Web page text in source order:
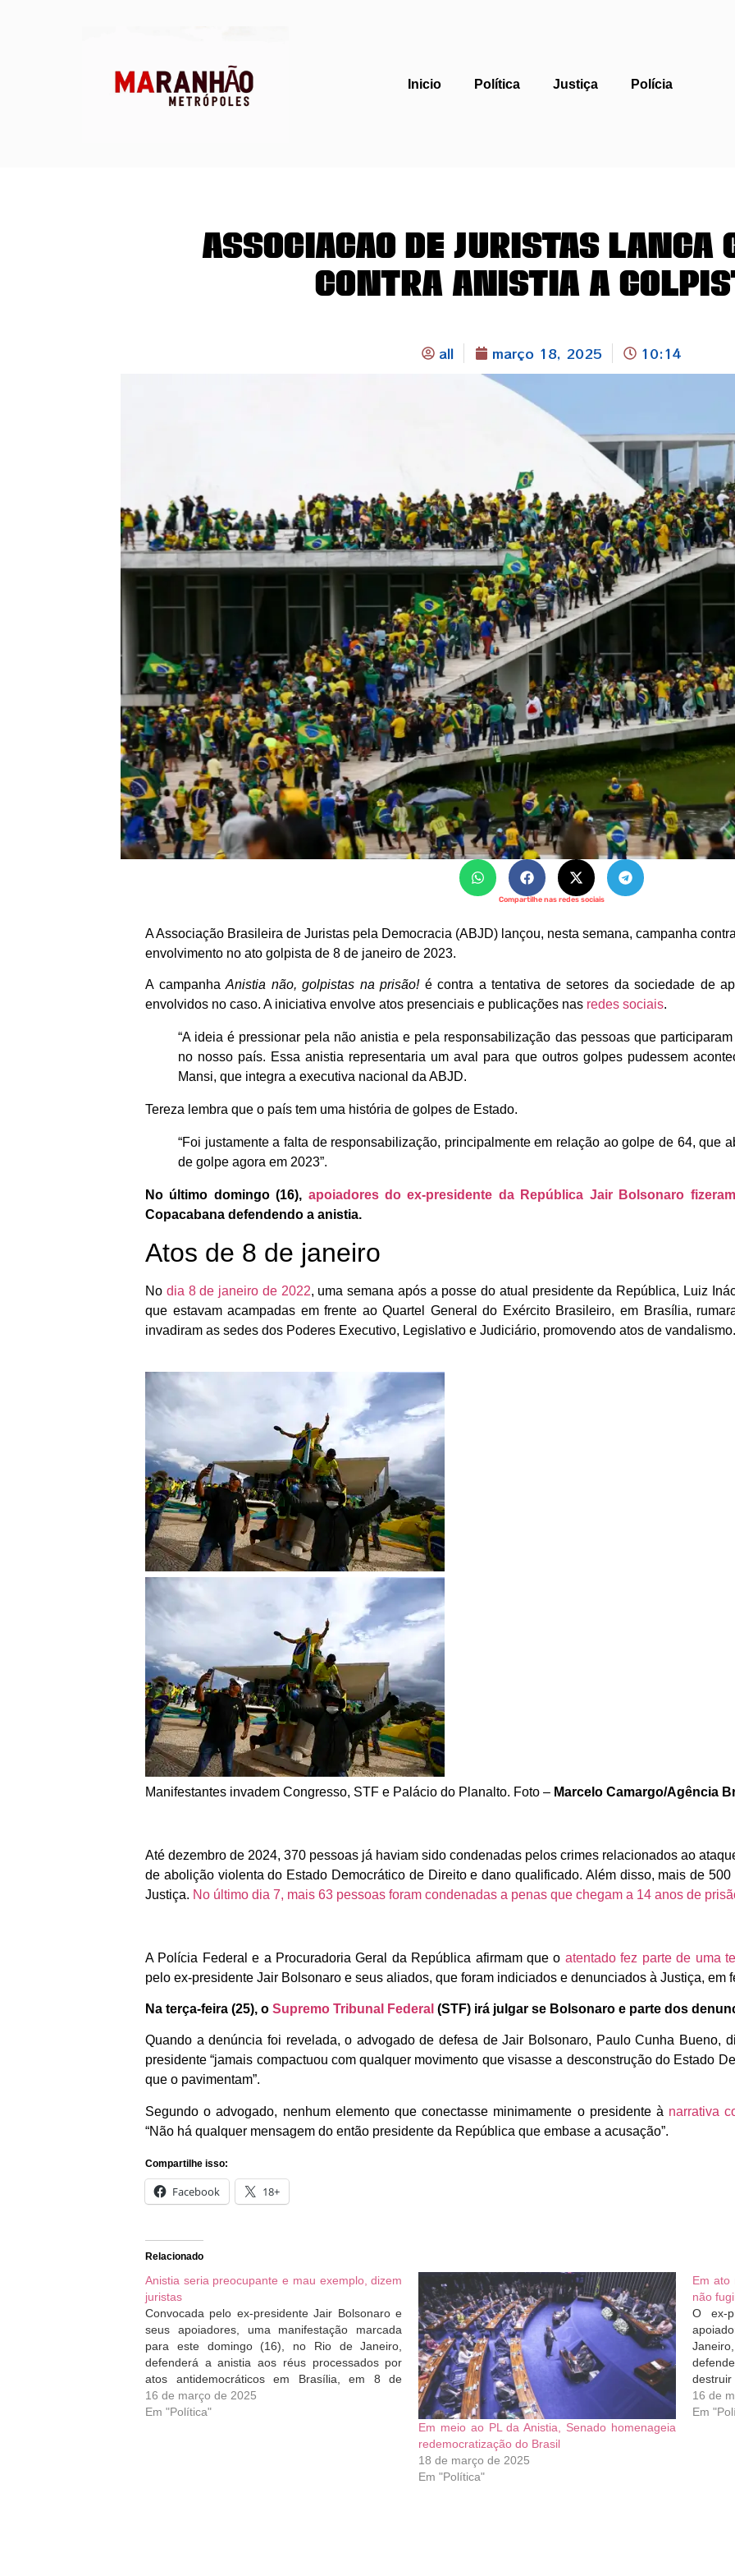
Inicio Política Justiça Polícia
Associação de Juristas lança
contra anistia a
all março 18, 2025 10:14
Compartilhe nas redes sociais
A Associação Brasileira de Juristas pela Democracia (ABJD) lançou, nesta semana, campanha
envolvimento no ato golpista de 8 de janeiro de 2023.
A campanha Anistia não, golpistas na prisão!é contra a tentativa de setores da sociedade de
envolvidos no caso. A iniciativa envolve atos presenciais e publicações nas redes sociais.
“A ideia é pressionar pela não anistia e pela responsabilização das pessoas que
no nosso país. Essa anistia representaria um aval para que outros golpes pudessem
Mansi, que integra a executiva nacional da ABJD.
Tereza lembra que o país tem uma história de golpes de Estado.
“Foi justamente a falta de responsabilização, principalmente em relação ao golpe de 64, que
de golpe agora em 2023”.
No último domingo (16), apoiadores do ex-presidente da República Jair Bolsonaro
Copacabana defendendo a anistia.
Atos de 8 de janeiro
No dia 8 de janeiro de 2022, uma semana após a posse do atual presidente da República, Luiz
que estavam acampadas em frente ao Quartel General do Exército Brasileiro, em Brasília,
invadiram as sedes dos Poderes Executivo, Legislativo e Judiciário, promovendo atos de
Manifestantes invadem Congresso, STF e Palácio do Planalto. Foto – Marcelo Camargo/Agência
Até dezembro de 2024, 370 pessoas já haviam sido condenadas pelos crimes relacionados ao
de abolição violenta do Estado Democrático de Direito e dano qualificado. Além disso, mais de
Justiça. No último dia 7, mais 63 pessoas foram condenadas a penas que chegam a 14 anos de
A Polícia Federal e a Procuradoria Geral da República afirmam que o atentado fez parte de uma
pelo ex-presidente Jair Bolsonaro e seus aliados, que foram indiciados e denunciados à Justiça, em
Na terça-feira (25), o Supremo Tribunal Federal (STF) irá julgar se Bolsonaro e parte dos
Quando a denúncia foi revelada, o advogado de defesa de Jair Bolsonaro, Paulo Cunha Bueno,
presidente “jamais compactuou com qualquer movimento que visasse a desconstrução do Estado
que o pavimentam”.
Segundo o advogado, nenhum elemento que conectasse minimamente o presidente à narrativa
“Não há qualquer mensagem do então presidente da República que embase a acusação”.
Compartilhe isso:
Facebook 18+
Relacionado
Anistia seria preocupante e mau exemplo, dizem
juristas
Convocada pelo ex-presidente Jair Bolsonaro e
seus apoiadores, uma manifestação marcada
para este domingo (16), no Rio de Janeiro,
defenderá a anistia aos réus processados por
atos antidemocráticos em Brasília, em 8 de
janeiro de 2023. O protesto busca impulsionar a
tramitação de projetos de lei no Congresso
16 de março de 2025
Em "Política"
Em meio ao PL da Anistia, Senado homenageia
redemocratização do Brasil
18 de março de 2025
Em "Política"
Em ato
não
O ex-
16 de
Em